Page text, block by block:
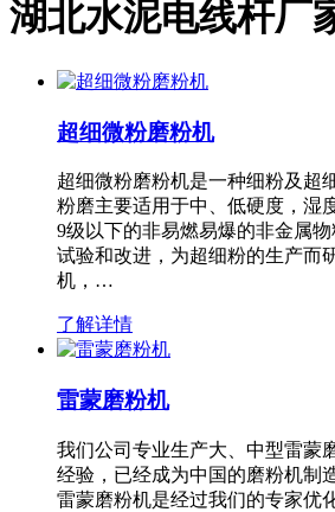
湖北水泥电线杆厂
超细微粉磨粉机
超细微粉磨粉机是一种细粉及超
粉磨主要适用于中、低硬度，湿
9级以下的非易燃易爆的非金属
试验和改进，为超细粉的生产而
机，…
了解详情
雷蒙磨粉机
我们公司专业生产大、中型雷蒙
经验，已经成为中国的磨粉机制
雷蒙磨粉机是经过我们的专家优